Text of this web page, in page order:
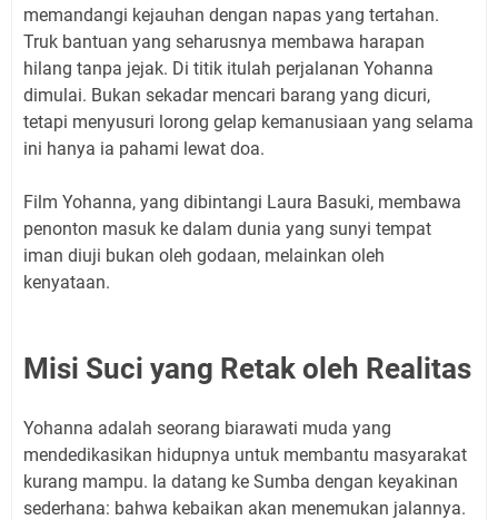
memandangi kejauhan dengan napas yang tertahan.
Truk bantuan yang seharusnya membawa harapan
hilang tanpa jejak. Di titik itulah perjalanan Yohanna
dimulai. Bukan sekadar mencari barang yang dicuri,
tetapi menyusuri lorong gelap kemanusiaan yang selama
ini hanya ia pahami lewat doa.
Film Yohanna, yang dibintangi Laura Basuki, membawa
penonton masuk ke dalam dunia yang sunyi tempat
iman diuji bukan oleh godaan, melainkan oleh
kenyataan.
Misi Suci yang Retak oleh Realitas
Yohanna adalah seorang biarawati muda yang
mendedikasikan hidupnya untuk membantu masyarakat
kurang mampu. Ia datang ke Sumba dengan keyakinan
sederhana: bahwa kebaikan akan menemukan jalannya.